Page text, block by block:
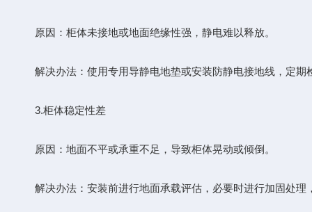
原因：柜体未接地或地面绝缘性强，静电难以释放。
解决办法：使用专用导静电地垫或安装防静电接地线，定期
3.柜体稳定性差
原因：地面不平或承重不足，导致柜体晃动或倾倒。
解决办法：安装前进行地面承载评估，必要时进行加固处理